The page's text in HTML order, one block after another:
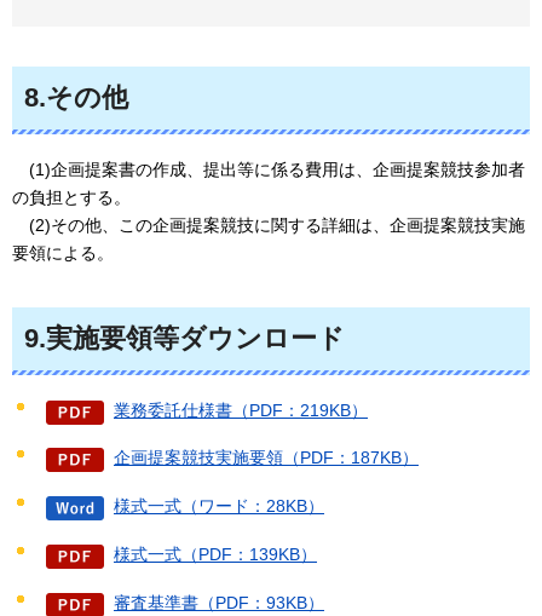
8.その他
(1)企画提案書の作成、提出等に係る費用は、企画提案競技参加者
の負担とする。
(2)その他、この企画提案競技に関する詳細は、企画提案競技実施
要領による。
9.実施要領等ダウンロード
業務委託仕様書（PDF：219KB）
企画提案競技実施要領（PDF：187KB）
様式一式（ワード：28KB）
様式一式（PDF：139KB）
審査基準書（PDF：93KB）